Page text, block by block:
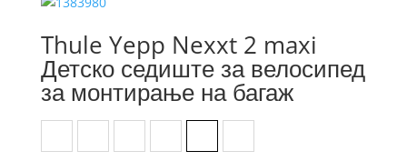
Thule Yepp Nexxt 2 maxi
Детско седиште за велосипед
за монтирање на багаж